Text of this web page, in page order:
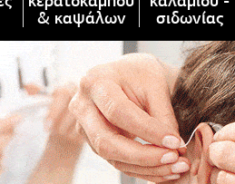
& καψάλων σιδωνίας